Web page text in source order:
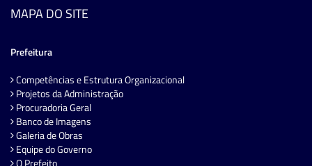
MAPA DO SITE
Prefeitura
Competências e Estrutura Organizacional
Projetos da Administração
Procuradoria Geral
Banco de Imagens
Galeria de Obras
Equipe do Governo
O Prefeito